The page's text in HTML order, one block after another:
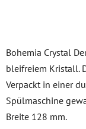
Bohemia Crystal
bleifreiem Kristall.
Verpackt in einer
Spülmaschine
Breite 128 mm.